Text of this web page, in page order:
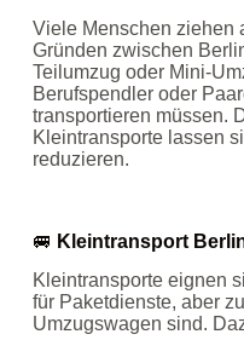
Viele Menschen ziehen
Gründen zwischen
Teilumzug oder
Berufspendler oder
transportieren müssen.
Kleintransporte lassen
reduzieren.
🚐 Kleintransport
Kleintransporte eignen
für Paketdienste, aber
Umzugswagen sind.